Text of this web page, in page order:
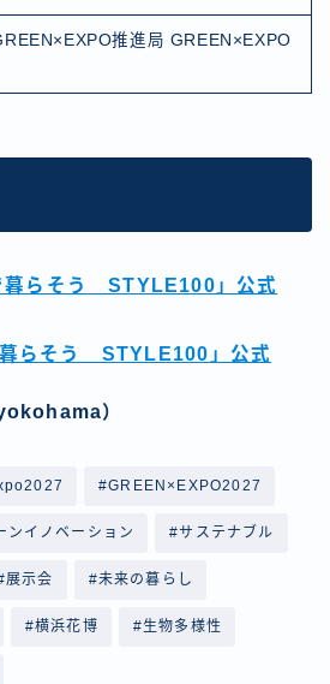
推進局 GREEN×EXPO
暮らそう STYLE100」公式
暮らそう STYLE100」公式
）
#GREEN×EXPO2027
ンイノベーション #サステナブル
展示会 #未来の暮らし
#横浜花博 #生物多様性